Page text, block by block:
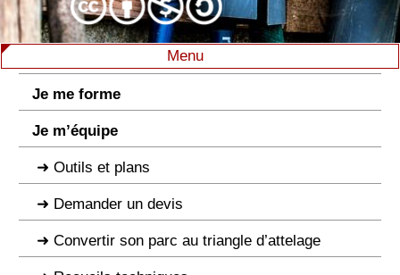
Menu
Je me forme
Je m’équipe
Outils et plans
Demander un devis
Convertir son parc au triangle d’attelage